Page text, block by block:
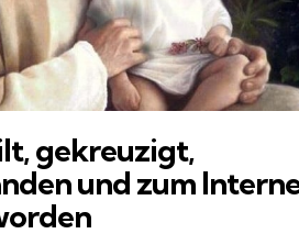
gekreuzigt,
und zum